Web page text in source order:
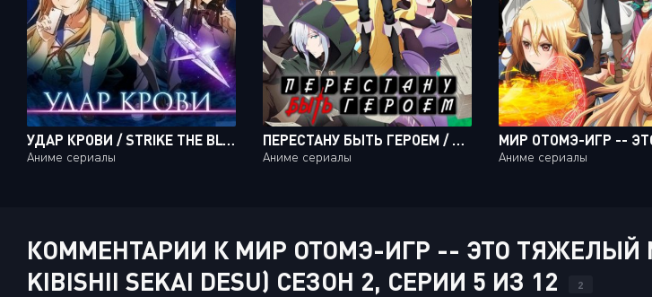
УДАР КРОВИ / STRIKE THE BLOOD [24 ИЗ 24]
Аниме сериалы
ПЕРЕСТАНУ БЫТЬ ГЕРОЕМ / YUUSHA, YAMEMASU [12 ИЗ 12]
Аниме сериалы Аниме сериалы
КОММЕНТАРИИ К МИР ОТОМЭ-ИГР -- ЭТО ТЯЖЕЛЫЙ
KIBISHII SEKAI DESU) СЕЗОН 2, СЕРИИ 5 ИЗ 12
2